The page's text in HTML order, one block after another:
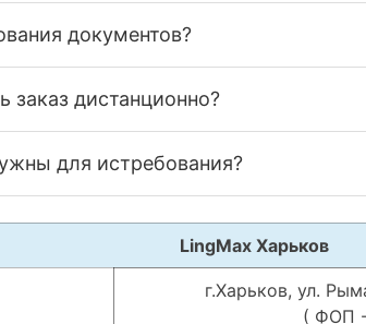
документов?
дистанционно?
для истребования?
LingMax Харьков
г.Харьков, ул.
( ФОП